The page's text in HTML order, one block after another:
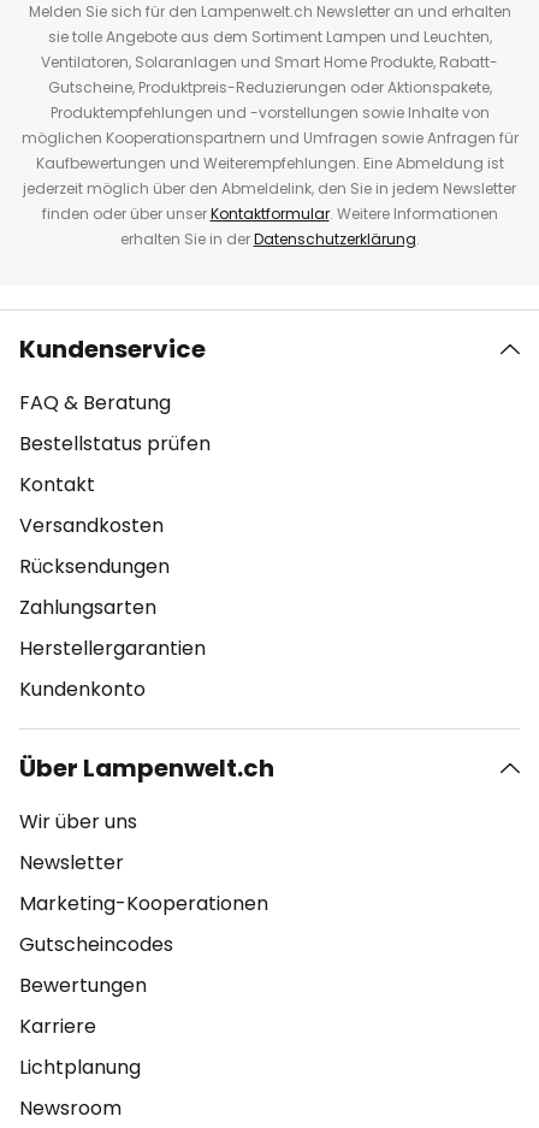
Melden Sie sich für den Lampenwelt.ch Newsletter an und erhalten
sie tolle Angebote aus dem Sortiment Lampen und Leuchten,
Ventilatoren, Solaranlagen und Smart Home Produkte, Rabatt-
Gutscheine, Produktpreis-Reduzierungen oder Aktionspakete,
Produktempfehlungen und -vorstellungen sowie Inhalte von
möglichen Kooperationspartnern und Umfragen sowie Anfragen für
Kaufbewertungen und Weiterempfehlungen. Eine Abmeldung ist
jederzeit möglich über den Abmeldelink, den Sie in jedem Newsletter
finden oder über unserKontaktformular. Weitere Informationen
erhalten Sie in derDatenschutzerklärung.
Kundenservice
FAQ & Beratung
Bestellstatus prüfen
Kontakt
Versandkosten
Rücksendungen
Zahlungsarten
Herstellergarantien
Kundenkonto
Über Lampenwelt.ch
Wir über uns
Newsletter
Marketing-Kooperationen
Gutscheincodes
Bewertungen
Karriere
Lichtplanung
Newsroom